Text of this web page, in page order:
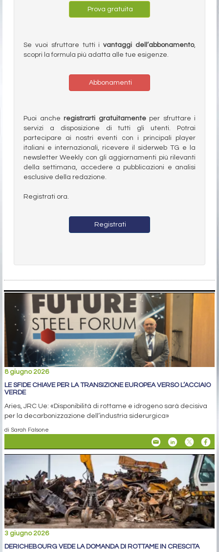
Prova gratuita
Se vuoi sfruttare tutti ivantaggi dell’abbonamento,
scopri la formula più adatta alle tue esigenze.
Abbonamenti
Puoi anche registrarti gratuitamenteper sfruttare i
servizi a disposizione di tutti gli utenti. Potrai
partecipare ai nostri eventi con i principali player
italiani e internazionali, ricevere il siderweb TG e la
newsletter Weekly con gli aggiornamenti più rilevanti
della settimana, accedere a pubblicazioni e analisi
esclusive della redazione.
Registrati ora.
Registrati
8 giugno 2026
LE SFIDE CHIAVE PER LA TRANSIZIONE EUROPEA VERSO L’ACCIAIO
VERDE
Aries, JRC Ue: «Disponibilità di rottame e idrogeno sarà decisiva
per la decarbonizzazione dell’industria siderurgica»
di Sarah Falsone
3 giugno 2026
DERICHEBOURG VEDE LA DOMANDA DI ROTTAME IN CRESCITA